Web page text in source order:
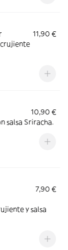
11,90 €
crujiente
10,90 €
salsa Sriracha.
7,90 €
y salsa